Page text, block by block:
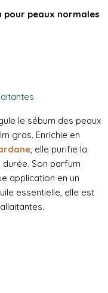
pour peaux normales
le sébum des peaux
gras. Enrichie en
, elle purifie la
Son parfum
application en un
essentielle, elle est